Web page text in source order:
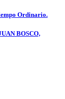
Ordinario.
BOSCO,